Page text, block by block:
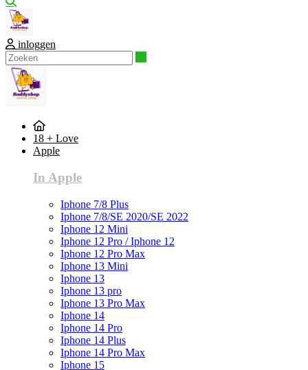
inloggen
18 + Love
Apple
In Apple
Iphone 7/8 Plus
Iphone 7/8/SE 2020/SE 2022
Iphone 12 Mini
Iphone 12 Pro / Iphone 12
Iphone 12 Pro Max
Iphone 13 Mini
Iphone 13
Iphone 13 pro
Iphone 13 Pro Max
Iphone 14
Iphone 14 Pro
Iphone 14 Plus
Iphone 14 Pro Max
Iphone 15